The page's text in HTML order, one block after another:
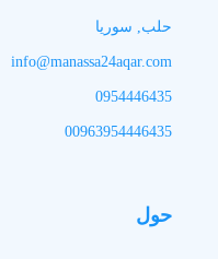
حلب, سوريا
info@manassa24aqar.com
0954446435
00963954446435
حول